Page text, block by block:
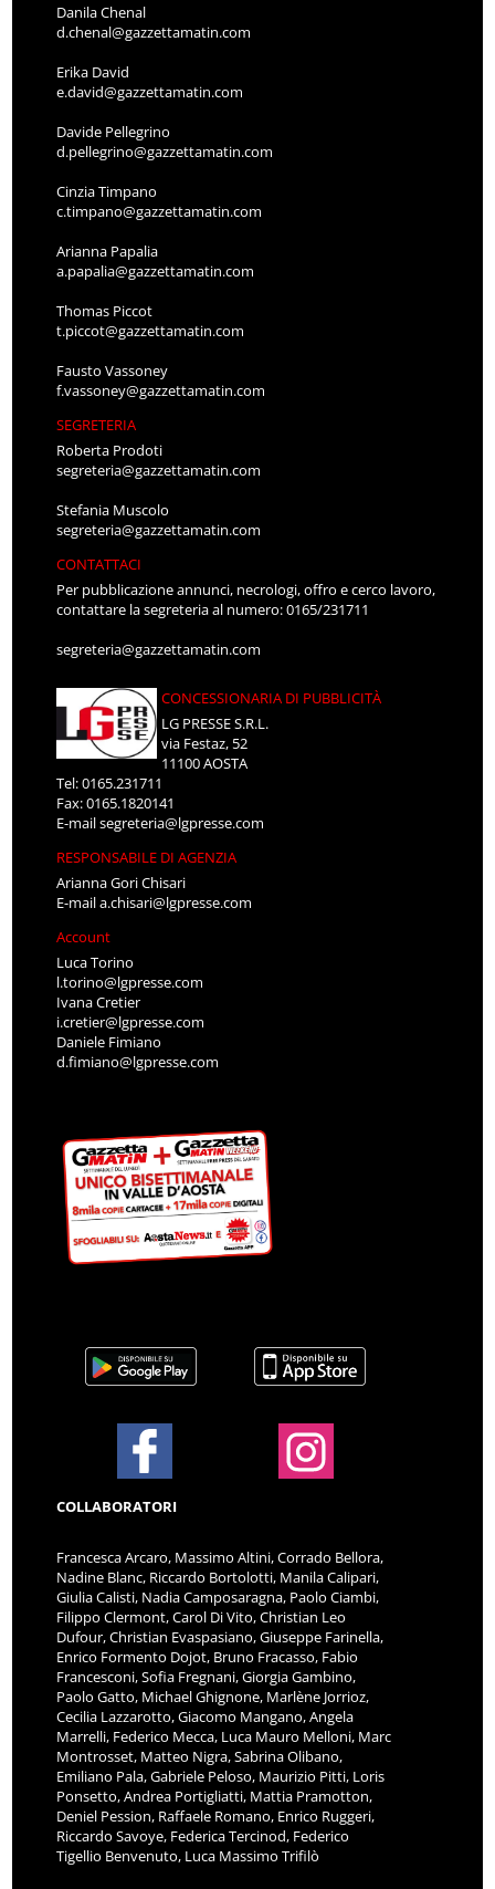
Danila Chenal
d.chenal@gazzettamatin.com
Erika David
e.david@gazzettamatin.com
Davide Pellegrino
d.pellegrino@gazzettamatin.com
Cinzia Timpano
c.timpano@gazzettamatin.com
Arianna Papalia
a.papalia@gazzettamatin.com
Thomas Piccot
t.piccot@gazzettamatin.com
Fausto Vassoney
f.vassoney@gazzettamatin.com
SEGRETERIA
Roberta Prodoti
segreteria@gazzettamatin.com
Stefania Muscolo
segreteria@gazzettamatin.com
CONTATTACI
Per pubblicazione annunci, necrologi, offro e cerco lavoro,
contattare la segreteria al numero: 0165/231711
segreteria@gazzettamatin.com
CONCESSIONARIA DI PUBBLICITÀ
LG PRESSE S.R.L.
via Festaz, 52
11100 AOSTA
Tel: 0165.231711
Fax: 0165.1820141
E-mailsegreteria@lgpresse.com
RESPONSABILE DI AGENZIA
Arianna Gori Chisari
E-maila.chisari@lgpresse.com
Account
Luca Torino
l.torino@lgpresse.com
Ivana Cretier
i.cretier@lgpresse.com
Daniele Fimiano
d.fimiano@lgpresse.com
COLLABORATORI
Francesca Arcaro, Massimo Altini, Corrado Bellora,
Nadine Blanc, Riccardo Bortolotti, Manila Calipari,
Giulia Calisti, Nadia Camposaragna, Paolo Ciambi,
Filippo Clermont, Carol Di Vito, Christian Leo
Dufour, Christian Evaspasiano, Giuseppe Farinella,
Enrico Formento Dojot, Bruno Fracasso, Fabio
Francesconi, Sofia Fregnani, Giorgia Gambino,
Paolo Gatto, Michael Ghignone, Marlène Jorrioz,
Cecilia Lazzarotto, Giacomo Mangano, Angela
Marrelli, Federico Mecca, Luca Mauro Melloni, Marc
Montrosset, Matteo Nigra, Sabrina Olibano,
Emiliano Pala, Gabriele Peloso, Maurizio Pitti, Loris
Ponsetto, Andrea Portigliatti, Mattia Pramotton,
Deniel Pession, Raffaele Romano, Enrico Ruggeri,
Riccardo Savoye, Federica Tercinod, Federico
Tigellio Benvenuto, Luca Massimo Trifilò